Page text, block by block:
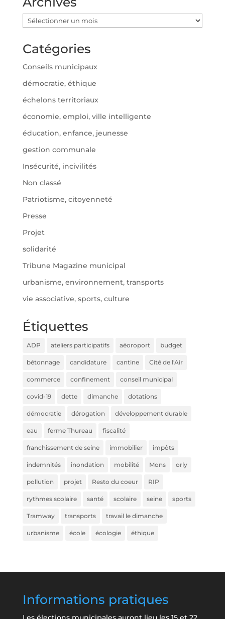
Archives
Catégories
Conseils municipaux
démocratie, éthique
échelons territoriaux
économie, emploi, ville intelligente
éducation, enfance, jeunesse
gestion communale
Insécurité, incivilités
Non classé
Patriotisme, citoyenneté
Presse
Projet
solidarité
Tribune Magazine municipal
urbanisme, environnement, transports
vie associative, sports, culture
Étiquettes
ADP ateliers participatifs aéoroport budget
bétonnage candidature cantine Cité de l'Air
commerce confinement conseil municipal
covid-19 dette dimanche dotations
démocratie dérogation développement durable
eau ferme Thureau fiscalité
franchissement de seine immobilier impôts
indemnités inondation mobilité Mons orly
pollution projet Resto du coeur RIP
rythmes scolaire santé scolaire seine sports
Tramway transports travail le dimanche
urbanisme école écologie éthique
Informations pratiques